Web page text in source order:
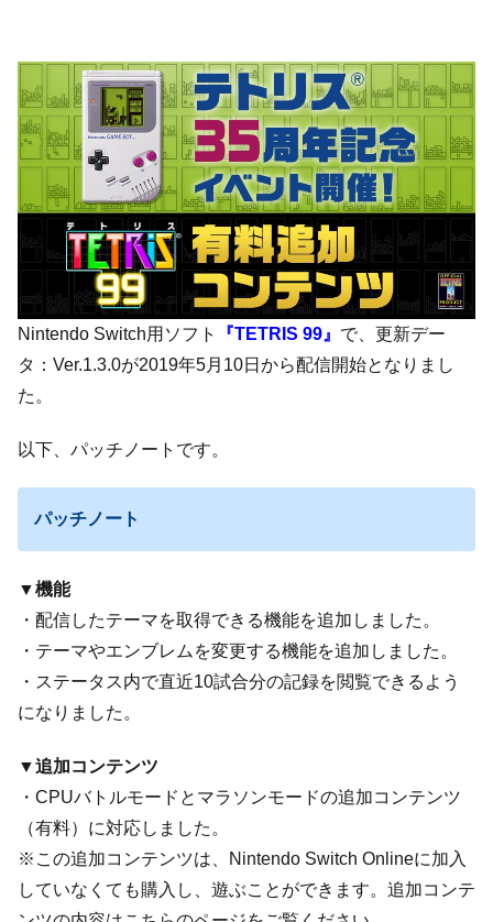
Nintendo Switch用ソフト 『TETRIS 99』 で、更新デー
タ：Ver.1.3.0が2019年5月10日から配信開始となりまし
た。
以下、パッチノートです。
パッチノート
▼機能
・配信したテーマを取得できる機能を追加しました。
・テーマやエンブレムを変更する機能を追加しました。
・ステータス内で直近10試合分の記録を閲覧できるよう
になりました。
▼追加コンテンツ
・CPUバトルモードとマラソンモードの追加コンテンツ
（有料）に対応しました。
※この追加コンテンツは、Nintendo Switch Onlineに加入
していなくても購入し、遊ぶことができます。追加コンテ